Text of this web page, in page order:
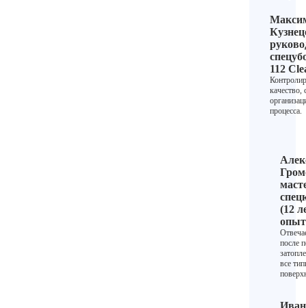
112
качество,
процесса.
(12
после
все
Иван